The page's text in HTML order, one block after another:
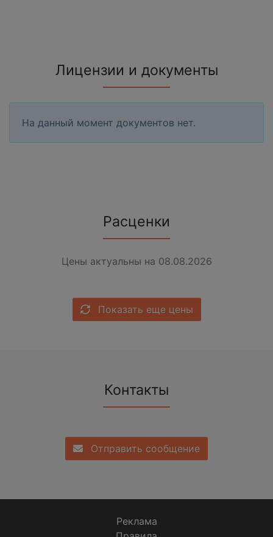
Лицензии и документы
На данный момент документов нет.
Расценки
Цены актуальны на 08.08.2026
Показать еще цены
Контакты
Отправить сообщение
Реклама